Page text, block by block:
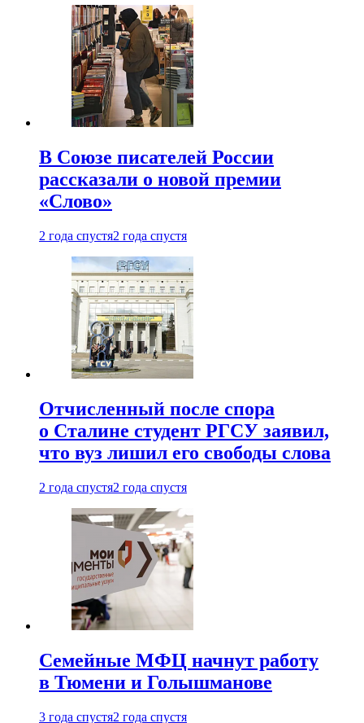
В Союзе писателей России
рассказали о новой премии
«Слово»
2 года спустя2 года спустя
Отчисленный после спора
о Сталине студент РГСУ заявил,
что вуз лишил его свободы слова
2 года спустя2 года спустя
Семейные МФЦ начнут работу
в Тюмени и Голышманове
3 года спустя2 года спустя